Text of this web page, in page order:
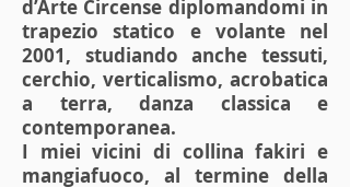
d’Arte Circense diplomandomi in
trapezio statico e volante nel
2001, studiando anche tessuti,
cerchio, verticalismo, acrobatica
a terra, danza classica e
contemporanea.
I miei vicini di collina fakiri e
mangiafuoco, al termine della